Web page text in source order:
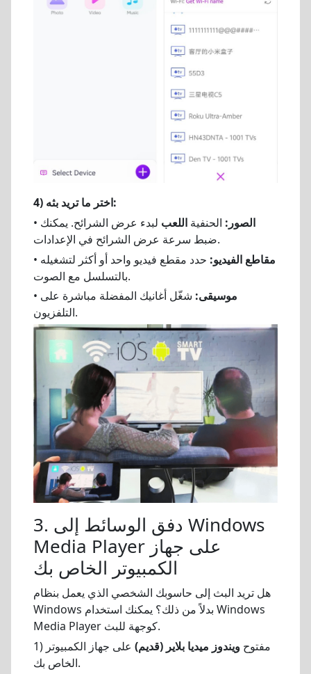
4) اختر ما تريد بثه:
•
الصور: الحنفية اللعب لبدء عرض الشرائح. يمكنك
ضبط سرعة عرض الشرائح في الإعدادات.
•
مقاطع الفيديو: حدد مقطع فيديو واحد أو أكثر لتشغيله
بالتسلسل مع الصوت.
•
موسيقى: شغّل أغانيك المفضلة مباشرة على
التلفزيون.
3. دفق الوسائط إلى Windows
Media Player على جهاز
الكمبيوتر الخاص بك
هل تريد البث إلى حاسوبك الشخصي الذي يعمل بنظام
Windows بدلاً من ذلك؟ يمكنك استخدام Windows
Media Player كوجهة للبث.
1) مفتوح ويندوز ميديا بلاير (قديم) على جهاز الكمبيوتر
الخاص بك.